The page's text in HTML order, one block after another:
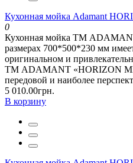
Кухонная мойка Adamant
0
Кухонная мойка ТМ
размерах 700*500*230 мм
оригинальном и
ТМ ADAMANT «HORIZON
передовой и наиболее
5 010.00грн.
В корзину